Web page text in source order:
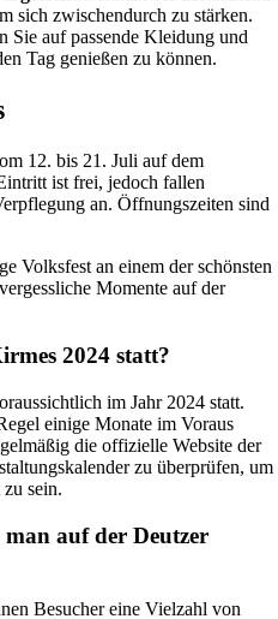
sich zwischendurch zu stärken.
Sie auf passende Kleidung und
Tag genießen zu können.
12. bis 21. Juli auf dem
ist frei, jedoch fallen
an. Öffnungszeiten sind
Volksfest an einem der schönsten
Momente auf der
2024 statt?
im Jahr 2024 statt.
einige Monate im Voraus
die offizielle Website der
zu überprüfen, um
sein.
auf der Deutzer
Besucher eine Vielzahl von